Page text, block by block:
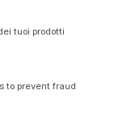
tuoi prodotti
to prevent fraud